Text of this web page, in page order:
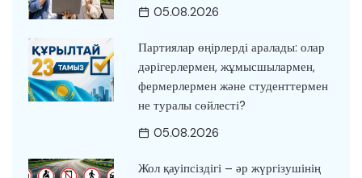
05.08.2026
Партиялар өңірлерді аралады: олар
дәрігерлермен, жұмысшылармен,
фермерлермен және студенттермен
не туралы сөйлесті?
05.08.2026
Жол қауіпсіздігі – әр жүргізушінің